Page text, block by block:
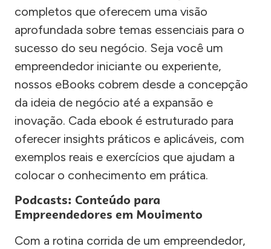
completos que oferecem uma visão
aprofundada sobre temas essenciais para o
sucesso do seu negócio. Seja você um
empreendedor iniciante ou experiente,
nossos eBooks cobrem desde a concepção
da ideia de negócio até a expansão e
inovação. Cada ebook é estruturado para
oferecer insights práticos e aplicáveis, com
exemplos reais e exercícios que ajudam a
colocar o conhecimento em prática.
Podcasts: Conteúdo para
Empreendedores em Movimento
Com a rotina corrida de um empreendedor,